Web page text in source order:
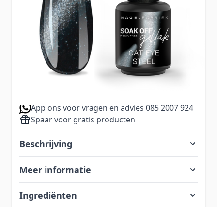
dagelijks tot avond
13,99
Excl. BTW: 11,56
Aantal
App ons voor vragen en advies 085 2007 924
Spaar voor gratis producten
Beschrijving
Meer informatie
Ingrediënten